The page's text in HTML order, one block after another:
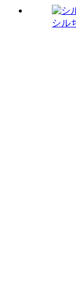
シル